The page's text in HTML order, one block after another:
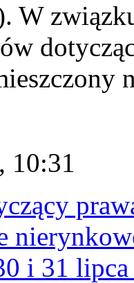
W
10:31
i 31